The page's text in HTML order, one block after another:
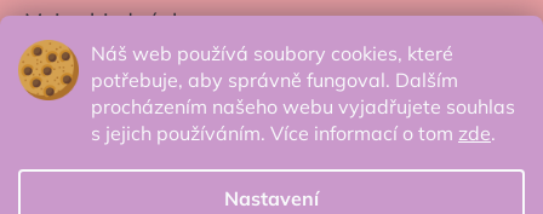
Náš web používá soubory cookies, které
potřebuje, aby správně fungoval. Dalším
procházením našeho webu vyjadřujete souhlas
s jejich používáním. Více informací o tom zde.
Nastavení
Moje objednávky
Obchodní podmínky
Zpracování os. údajů